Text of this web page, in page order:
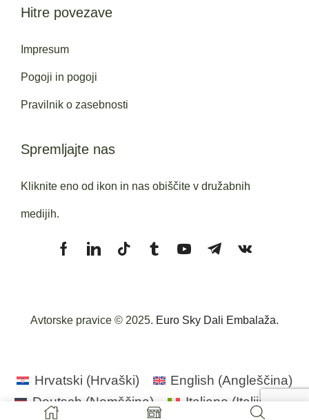
Hitre povezave
Impresum
Pogoji in pogoji
Pravilnik o zasebnosti
Spremljajte nas
Kliknite eno od ikon in nas obiščite v družabnih
medijih.
Avtorske pravice © 2025. Euro Sky Dali Embalaža.
Hrvatski (Hrvaški) English (Angleščina)
Deutsch (Nemščina) Italiano (Italijanski